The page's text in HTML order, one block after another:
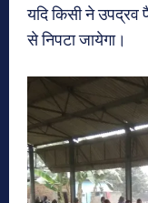
यदि किसी ने
से निपटा जायेगा।